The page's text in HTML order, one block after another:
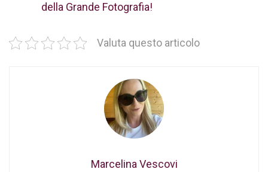
della Grande Fotografia!
Valuta questo articolo
Marcelina Vescovi